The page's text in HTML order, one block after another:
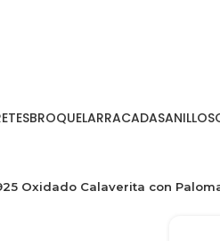
BROQUELARRACADASANILLOS
Oxidado Calaverita con